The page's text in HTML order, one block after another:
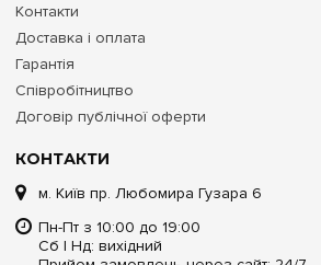
КОНТАКТИ
м. Київ пр. Любомира Гузара 6
Пн-Пт з 10:00 до 19:00
Сб | Нд: вихідний
Контакти
Доставка і оплата
Гарантія
Співробітництво
Договір публічної оферти